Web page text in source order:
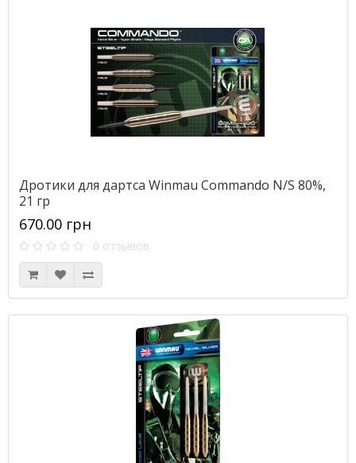
Дротики для дартса Winmau Commando N/S 80%,
21 гр
670.00 грн
0 отзывов